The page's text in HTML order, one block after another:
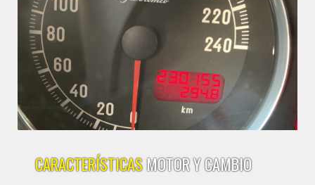
CARACTERÍSTICASMOTOR Y CAMBIO